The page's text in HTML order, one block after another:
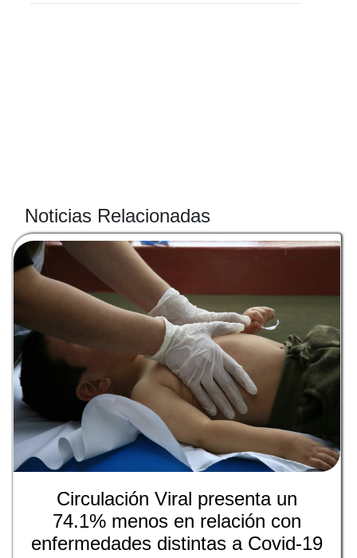
Noticias Relacionadas
Circulación Viral presenta un
74.1% menos en relación con
enfermedades distintas a Covid-19